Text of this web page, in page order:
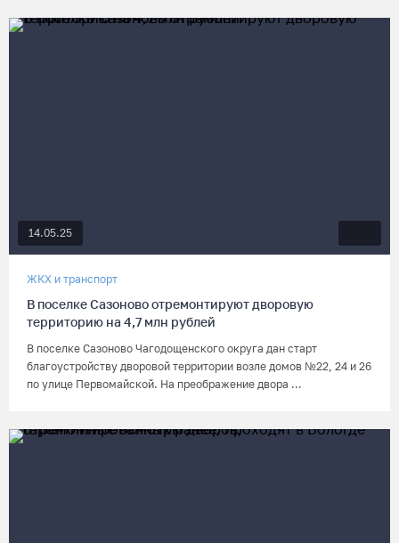
14.05.25
ЖКХ и транспорт
В поселке Сазоново отремонтируют дворовую
территорию на 4,7 млн рублей
В поселке Сазоново Чагодощенского округа дан старт
благоустройству дворовой территории возле домов №22, 24 и 26
по улице Первомайской. На преображение двора ...